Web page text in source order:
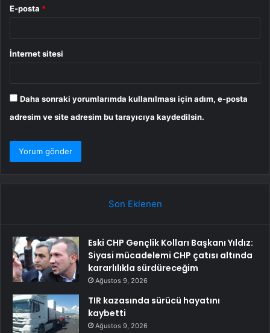
E-posta *
İnternet sitesi
Daha sonraki yorumlarımda kullanılması için adım, e-posta
adresim ve site adresim bu tarayıcıya kaydedilsin.
Son Eklenen
Eski CHP Gençlik Kolları Başkanı Yıldız:
Siyasi mücadelemi CHP çatısı altında
kararlılıkla sürdüreceğim
Ağustos 9, 2026
TIR kazasında sürücü hayatını
kaybetti
Ağustos 9, 2026